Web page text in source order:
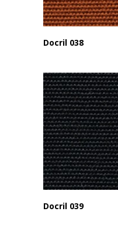
Docril 038
Docril 039